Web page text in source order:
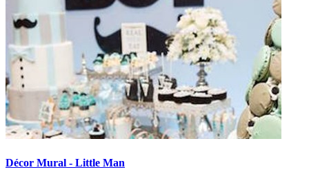
Décor Mural - Little Man